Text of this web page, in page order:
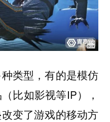
类型，有的是模仿
比如影视等IP），
变了游戏的移动方